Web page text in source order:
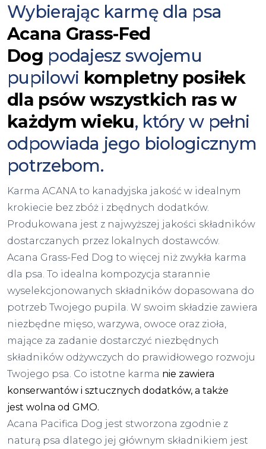
Wybierając karmę dla psa
Acana Grass-Fed
Dog podajesz swojemu
pupilowi kompletny posiłek
dla psów wszystkich ras w
każdym wieku, który w pełni
odpowiada jego biologicznym
potrzebom.
Karma ACANA to kanadyjska jakość w idealnym
krokiecie bez zbóż i zbędnych dodatków.
Produkowana jest z najwyższej jakości składników
dostarczanych przez lokalnych dostawców.
Acana Grass-Fed Dog to więcej niż zwykła karma
dla psa. To idealna kompozycja starannie
wyselekcjonowanych składników dopasowana do
potrzeb Twojego pupila. W swoim składzie zawiera
niezbędne mięso, warzywa, owoce oraz zioła,
mające za zadanie dostarczyć niezbędnych
składników odżywczych do prawidłowego rozwoju
Twojego psa. Co istotne karma nie zawiera
konserwantów i sztucznych dodatków, a także
jest wolna od GMO.
Acana Pacifica Dog jest stworzona zgodnie z
naturą psa dlatego jej głównym składnikiem jest